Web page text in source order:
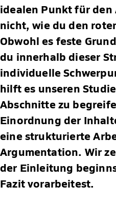
idealen Punkt für
nicht, wie du den
Obwohl es feste
du innerhalb dieser
individuelle
hilft es unseren
Abschnitte zu
Einordnung der
eine strukturierte
Argumentation. Wir
der Einleitung
Fazit vorarbeitest.